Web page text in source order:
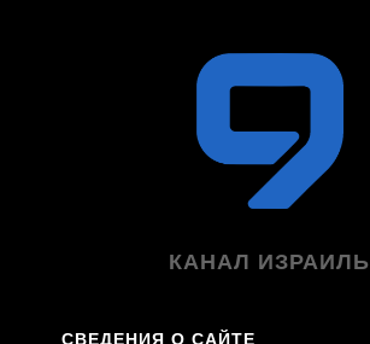
КАНАЛ ИЗРАИЛЬ
СВЕДЕНИЯ О САЙТЕ